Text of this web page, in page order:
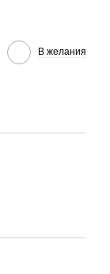
В желания